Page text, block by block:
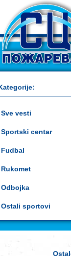
Sve vesti
Sportski centar
Fudbal
Rukomet
Odbojka
Ostali sportovi